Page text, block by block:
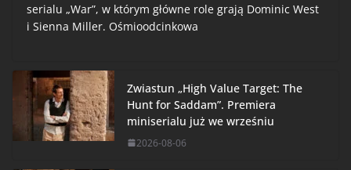
serialu „War”, w którym główne role grają Dominic West
i Sienna Miller. Ośmioodcinkowa
Zwiastun „High Value Target: The
Hunt for Saddam”. Premiera
miniserialu już we wrześniu
2026-08-06